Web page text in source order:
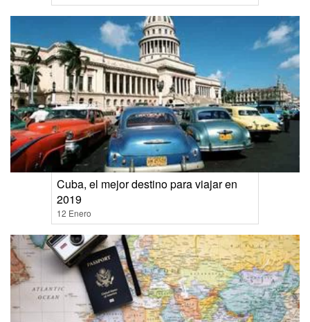
Cuba, el mejor destino para viajar en
2019
12 Enero